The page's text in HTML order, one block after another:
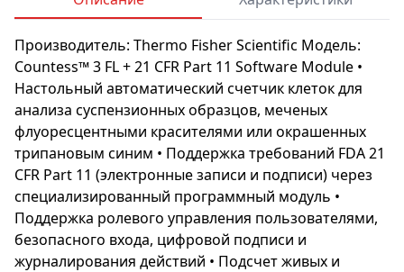
Производитель: Thermo Fisher Scientific Модель:
Countess™ 3 FL + 21 CFR Part 11 Software Module •
Настольный автоматический счетчик клеток для
анализа суспензионных образцов, меченых
флуоресцентными красителями или окрашенных
трипановым синим • Поддержка требований FDA 21
CFR Part 11 (электронные записи и подписи) через
специализированный программный модуль •
Поддержка ролевого управления пользователями,
безопасного входа, цифровой подписи и
журналирования действий • Подсчет живых и